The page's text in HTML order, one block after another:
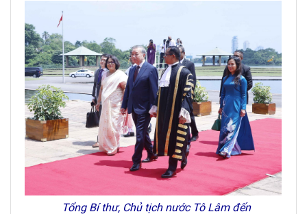
Tổng Bí thư, Chủ tịch nước Tô Lâm đến